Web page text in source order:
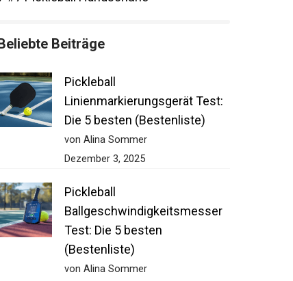
Beiträge
Pickleball
Linienmarkierungsgerät Test:
Die 5 besten (Bestenliste)
von Alina Sommer
Dezember 3, 2025
Pickleball
Ballgeschwindigkeitsmesser
Test: Die 5 besten
(Bestenliste)
von Alina Sommer